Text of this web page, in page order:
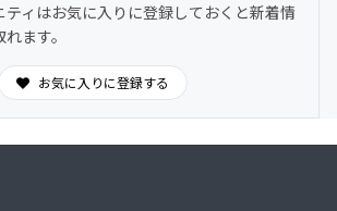
ィはお気に入りに登録しておくと新着情
ます。
お気に入りに登録する